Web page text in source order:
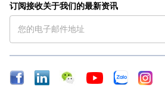
订阅接收关于我们的最新资讯